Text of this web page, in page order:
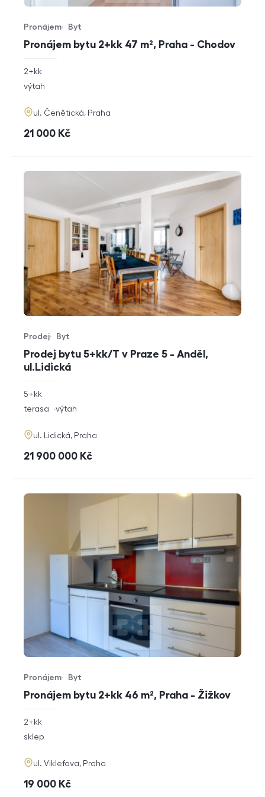
Pronájem bytu 2+kk 47 m², Praha - Chodov
Typ nabídky
Pronájem
Typ nemovitosti
Byt
rozměry
dispozice
2+kk
funkce
výtah
adresa
ul. Čenětická, Praha
cena
21 000 Kč
Prodej bytu 5+kk/T v Praze 5 - Anděl,
ul.Lidická
Typ nabídky
Prodej
Typ nemovitosti
Byt
rozměry
5+kk
funkce
terasa výtah
adresa
ul. Lidická, Praha
cena
21 900 000 Kč
Pronájem bytu 2+kk 46 m², Praha - Žižkov
Typ nabídky
Pronájem
Typ nemovitosti
Byt
rozměry
2+kk
funkce
sklep
adresa
ul. Viklefova, Praha
cena
19 000 Kč